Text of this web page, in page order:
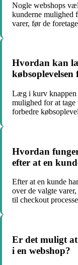
Nogle webshops
kunderne mulighed
varer, før de
Hvordan kan
Læg i kurv knappen
mulighed for at
forbedre
Hvordan
efter at en
Efter at en kunde
over de valgte
til checkout
Er det muligt
i en webshop?